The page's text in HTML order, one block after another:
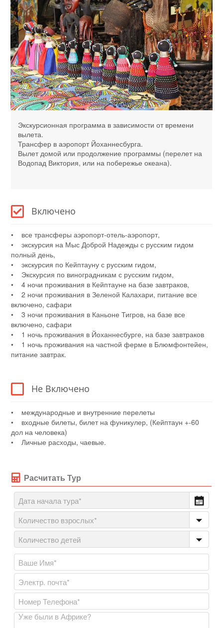
Экскурсионная программа в зависимости от времени
вылета.
Трансфер в аэропорт Йоханнесбурга.
Вылет домой или продолжение программы (перелет на
Водопад Виктория, или на побережье океана).
Включено
• все трансферы аэропорт-отель-аэропорт,
• экскурсия на Мыс Доброй Надежды с русским гидом
полный день,
• экскурсия по Кейптауну с русским гидом,
• Экскурсия по виноградникам с русским гидом,
• 4 ночи проживания в Кейптауне на базе завтраков,
• 2 ночи проживания в Зеленой Калахари, питание все
включено, сафари
• 3 ночи проживания в Каньоне Тигров, на базе все
включено, сафари
• 1 ночь проживания в Йоханнесбурге, на базе завтраков
• 1 ночь проживания на частной ферме в Блюмфонтейен,
питание завтрак.
Не Включено
• международные и внутренние перелеты
• входные билеты, билет на фуникулер, (Кейптаун +-60
дол на человека)
• Личные расходы, чаевые.
Расчитать Тур